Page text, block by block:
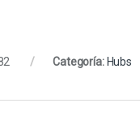
Categoría: Hubs